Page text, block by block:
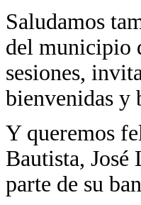
Saludamos
del municipio
sesiones,
bienvenidas y
Y queremos
Bautista, José
parte de su